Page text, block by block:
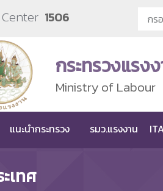
1506
กระทรวงแรง
Ministry of Labour
แนะนำกระทรวง รมว.แรงงาน
เทศ